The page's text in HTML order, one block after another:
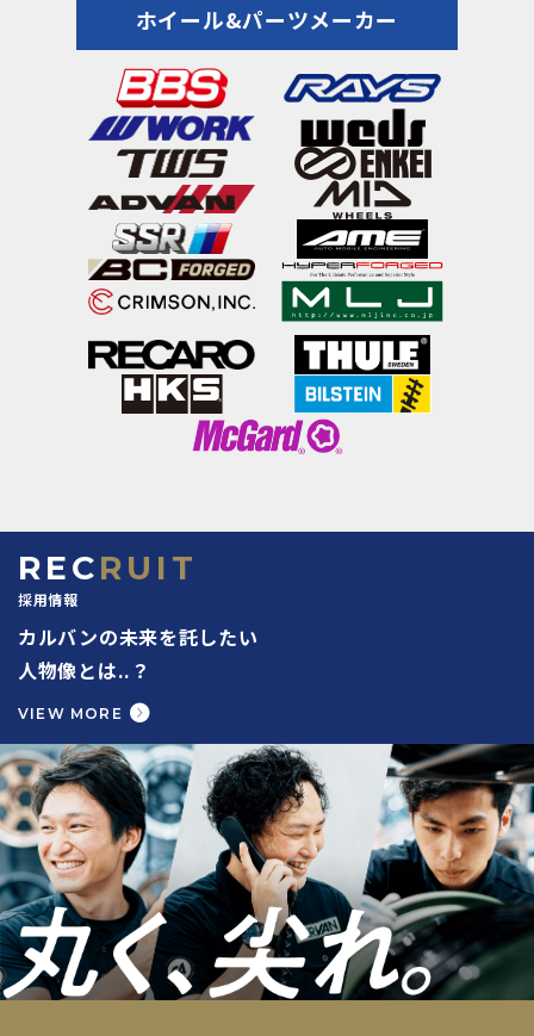
ホイール&パーツメーカー
RECRUIT
採用情報
カルバンの未来を託したい
人物像とは..？
VIEW MORE